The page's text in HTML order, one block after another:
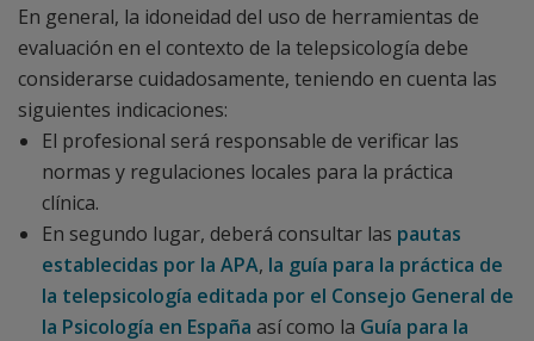
En general, la idoneidad del uso de herramientas de
evaluación en el contexto de la telepsicología debe
considerarse cuidadosamente, teniendo en cuenta las
siguientes indicaciones:
El profesional será responsable de verificar las
normas y regulaciones locales para la práctica
clínica.
En segundo lugar, deberá consultar las pautas
establecidas por la APA, la guía para la práctica de
la telepsicología editada por el Consejo General de
la Psicología en España así como la Guía para la